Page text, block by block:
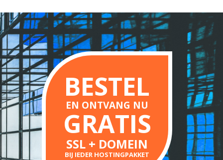
BESTEL
EN ONTVANG NU
GRATIS
SSL + DOMEIN
BIJ IEDER HOSTINGPAKKET